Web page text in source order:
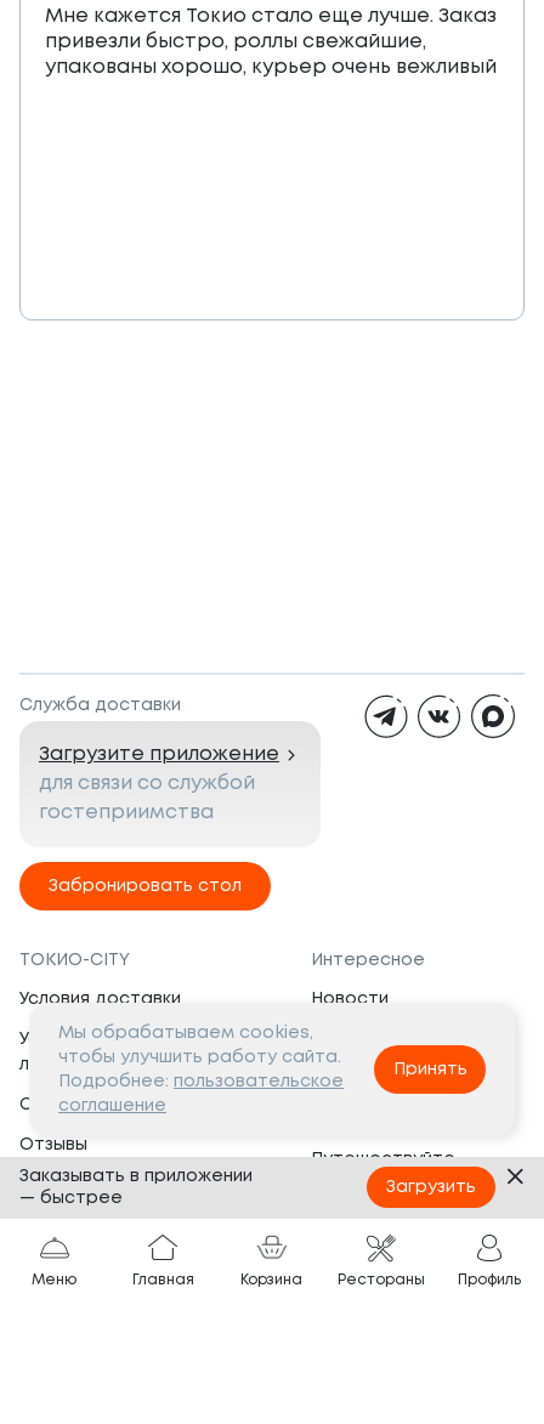
Мне кажется Токио стало еще лучше. Заказ
привезли быстро, роллы свежайшие,
упакованы хорошо, курьер очень вежливый
Служба доставки
Загрузите приложение
для связи со службой
гостеприимства
Забронировать стол
ТОКИО-CITY
Условия доставки
Условия программы
лояльности
Сертификаты
Отзывы
Банкеты
Вопросы и ответы
Интересное
Новости
Вакансии
Социальная жизнь
Путешествуйте
с ТОКИО-CITY
Партнёрам
Франшиза
Меню Главная Корзина Рестораны Профиль
Мы обрабатываем cookies,
чтобы улучшить работу сайта.
Подробнее: пользовательское
соглашение
Принять
Заказывать в приложении
— быстрее
Загрузить